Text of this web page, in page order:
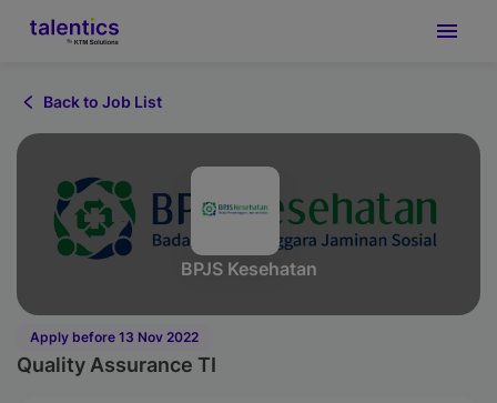
Back to Job List
BPJS Kesehatan
Apply before 13 Nov 2022
Quality Assurance TI